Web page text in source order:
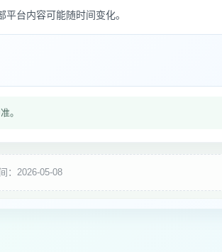
台内容可能随时间变化。
。
：2026-05-08